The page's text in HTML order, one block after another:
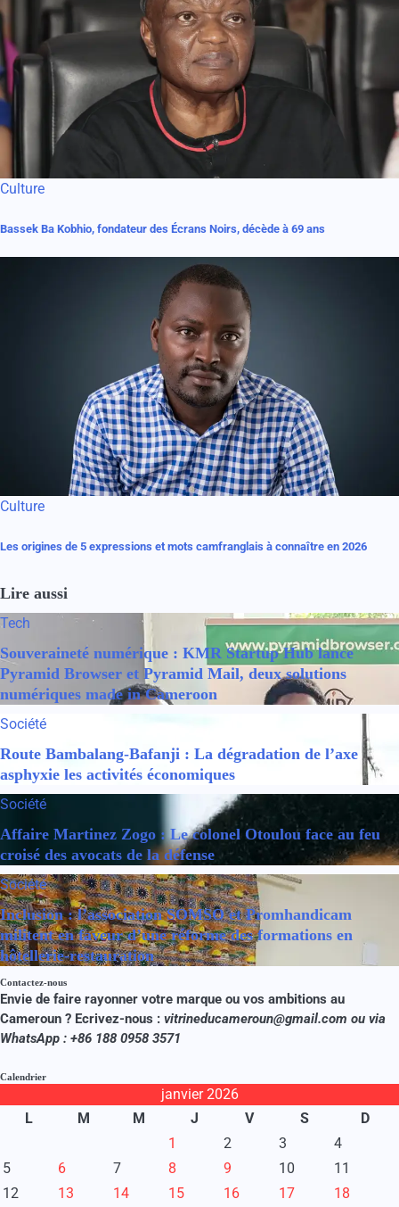
Culture
Bassek Ba Kobhio, fondateur des Écrans Noirs, décède à 69 ans
Culture
Les origines de 5 expressions et mots camfranglais à connaître en 2026
Lire aussi
Tech
Souveraineté numérique : KMR Startup Hub lance
Pyramid Browser et Pyramid Mail, deux solutions
numériques made in Cameroon
Société
Route Bambalang-Bafanji : La dégradation de l’axe
asphyxie les activités économiques
Société
Affaire Martinez Zogo : Le colonel Otoulou face au feu
croisé des avocats de la défense
Société
Inclusion : l’association SOMSO et Promhandicam
militent en faveur d’une réforme des formations en
hôtellerie-restauration
Contactez-nous
Envie de faire rayonner votre marque ou vos ambitions au
Cameroun ? Ecrivez-nous : vitrineducameroun@gmail.com ou via
WhatsApp : +86 188 0958 3571
Calendrier
janvier 2026
L
M M J V S
D
1
2 3
4
5
6 7 8 9 10
11
12
13 14 15 16 17 18